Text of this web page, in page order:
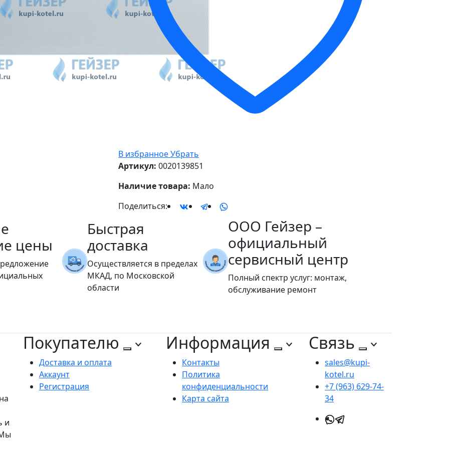
В избранноеУбрать
Артикул: 0020139851
Наличие товара: Мало
Поделиться:
цены
Быстрая
доставка
Осуществляется в пределах
МКАД, по Московской
области
ООО Гейзер –
официальный
сервисный центр
Полный спектр услуг: монтаж,
обслуживание ремонт
и
Покупателю
Доставка и оплата
Аккаунт
Регистрация
Информация
Контакты
Политика
конфиденциальности
Карта сайта
Связь
sales@kupi-
kotel.ru
+7 (963) 629-74-
34